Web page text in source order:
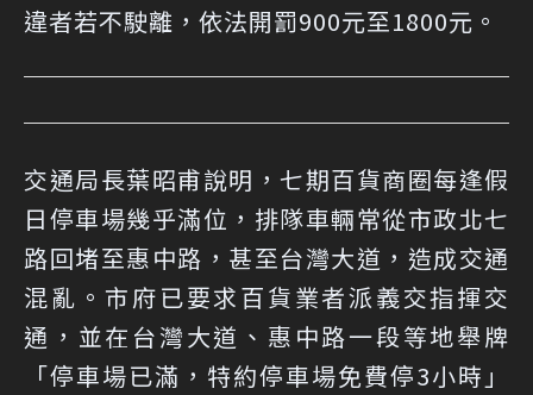
違者若不駛離，依法開罰900元至1800元。
交通局長葉昭甫說明，七期百貨商圈每逢假
日停車場幾乎滿位，排隊車輛常從市政北七
路回堵至惠中路，甚至台灣大道，造成交通
混亂。市府已要求百貨業者派義交指揮交
通，並在台灣大道、惠中路一段等地舉牌
「停車場已滿，特約停車場免費停3小時」